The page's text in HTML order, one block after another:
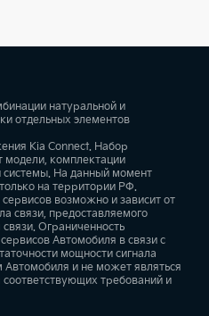
натуральной и
отдельных элементов
Kia Connect. Набор
модели, комплектации
системы. На данный момент
на территории РФ.
возможно и зависит от
связи, предоставляемого
Ограниченность
Автомобиля в связи с
мощности сигнала
Автомобиля и не может являться
требований и